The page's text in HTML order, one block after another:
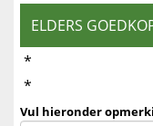
ELDERS
*
*
Vul hieronder